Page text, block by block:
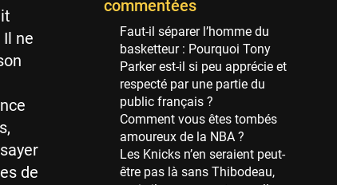
ne
de
New Orleans Pelicans
53 sessions
Jeux Olympiques
52 sessions
Atlanta Hawks
45 sessions
Chicago Bulls
41 sessions
commentées
Faut-il séparer l’homme du
basketteur : Pourquoi Tony
Parker est-il si peu apprécie et
respecté par une partie du
public français ?
Comment vous êtes tombés
amoureux de la NBA ?
Les Knicks n’en seraient peut-
être pas là sans Thibodeau,